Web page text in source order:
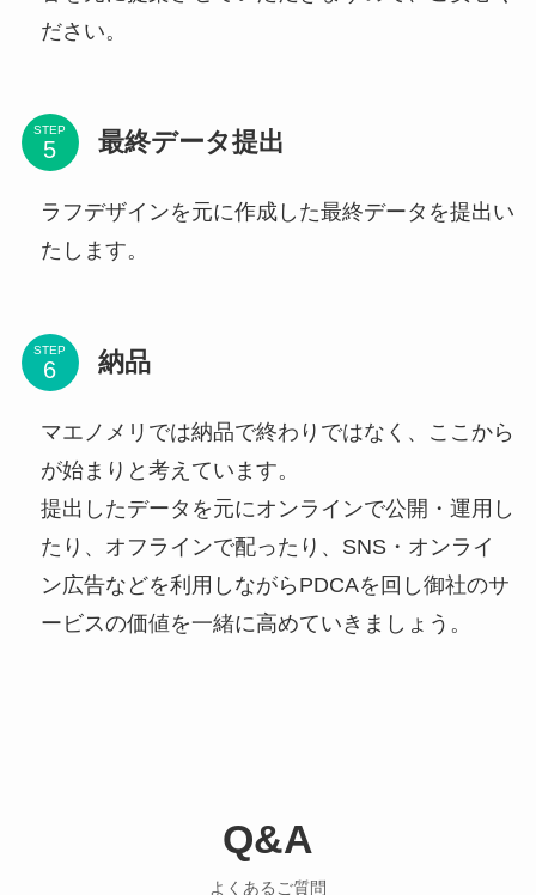
ださい。
STEP 最終データ提出
ラフデザインを元に作成した最終データを提出い
たします。
STEP 納品
マエノメリでは納品で終わりではなく、ここから
が始まりと考えています。
提出したデータを元にオンラインで公開・運用し
たり、オフラインで配ったり、SNS・オンライ
ン広告などを利用しながらPDCAを回し御社のサ
ービスの価値を一緒に高めていきましょう。
Q&A
よくあるご質問